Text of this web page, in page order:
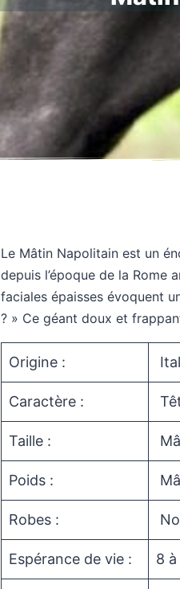
Le Mâtin Napolitain est un
depuis l’époque de la Rome
faciales épaisses évoquent
? » Ce géant doux et
Origine :
Caractère :
Taille :
Poids :
Robes :
Espérance de vie : 8 à